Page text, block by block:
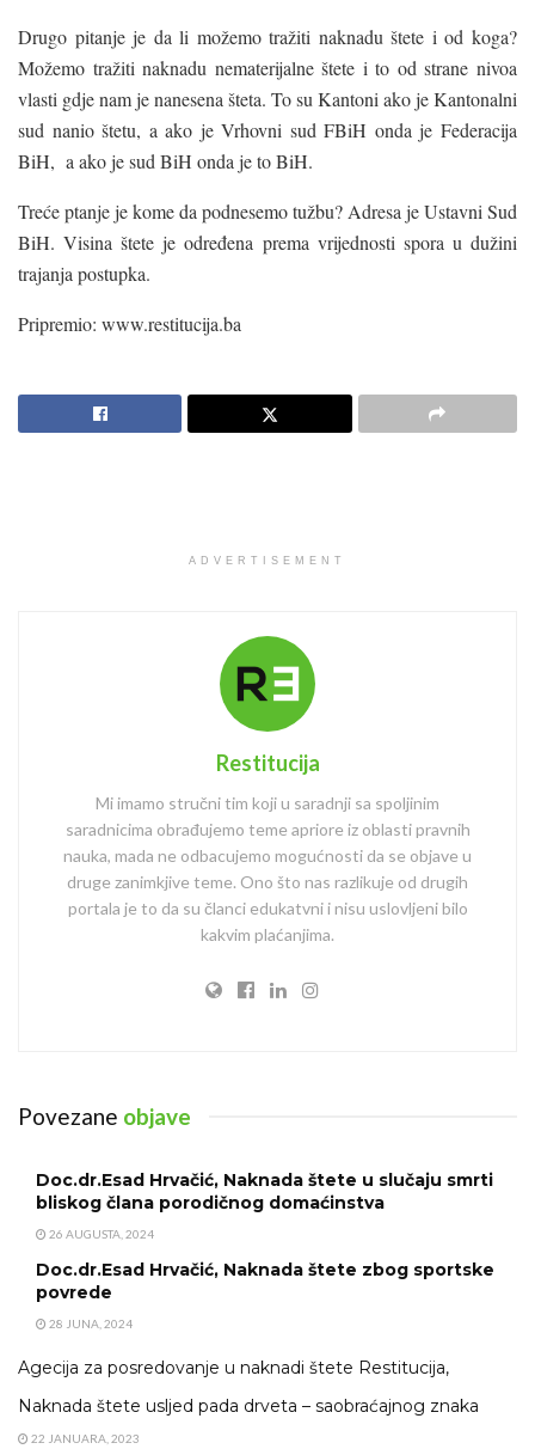
Drugo pitanje je da li možemo tražiti naknadu štete i od koga?
Možemo tražiti naknadu nematerijalne štete i to od strane nivoa
vlasti gdje nam je nanesena šteta. To su Kantoni ako je Kantonalni
sud nanio štetu, a ako je Vrhovni sud FBiH onda je Federacija
BiH, a ako je sud BiH onda je to BiH.
Treće ptanje je kome da podnesemo tužbu? Adresa je Ustavni Sud
BiH. Visina štete je određena prema vrijednosti spora u dužini
trajanja postupka.
Pripremio: www.restitucija.ba
ADVERTISEMENT
Restitucija
Mi imamo stručni tim koji u saradnji sa spoljinim
saradnicima obrađujemo teme apriore iz oblasti pravnih
nauka, mada ne odbacujemo mogućnosti da se objave u
druge zanimkjive teme. Ono što nas razlikuje od drugih
portala je to da su članci edukatvni i nisu uslovljeni bilo
kakvim plaćanjima.
Povezane objave
Doc.dr.Esad Hrvačić, Naknada štete u slučaju smrti
bliskog člana porodičnog domaćinstva
26 AUGUSTA, 2024
Doc.dr.Esad Hrvačić, Naknada štete zbog sportske
povrede
28 JUNA, 2024
Agecija za posredovanje u naknadi štete Restitucija,
Naknada štete usljed pada drveta – saobraćajnog znaka
22 JANUARA, 2023